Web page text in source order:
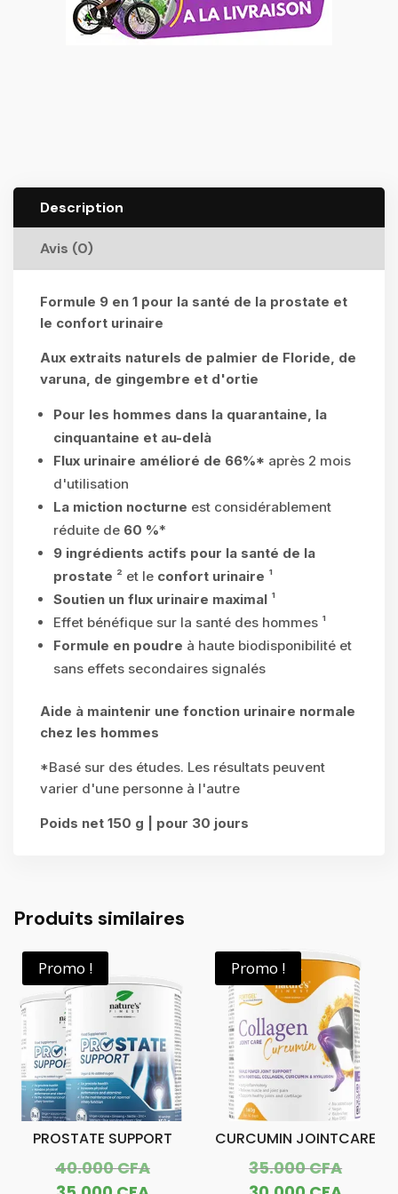
Description
Avis (0)
Formule 9 en 1 pour la santé de la prostate et
le confort urinaire
Aux extraits naturels de palmier de Floride, de
varuna, de gingembre et d'ortie
Pour les hommes dans la quarantaine, la
cinquantaine et au-delà
Flux urinaire amélioré de 66%* après 2 mois
d'utilisation
La miction nocturne est considérablement
réduite de 60 %*
9 ingrédients actifs pour la santé de la
prostate ² et le confort urinaire ¹
Soutien un flux urinaire maximal ¹
Effet bénéfique sur la santé des hommes ¹
Formule en poudre à haute biodisponibilité et
sans effets secondaires signalés
Aide à maintenir une fonction urinaire normale
chez les hommes
*Basé sur des études. Les résultats peuvent
varier d'une personne à l'autre
Poids net 150 g | pour 30 jours
Produits similaires
Promo !
PROSTATE SUPPORT
40.000CFALe
Promo !
CURCUMIN JOINTCARE
35.000CFALe